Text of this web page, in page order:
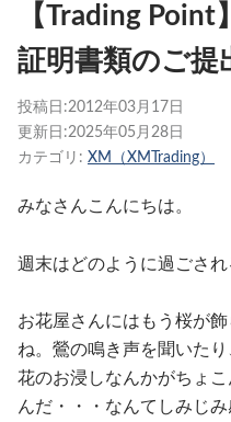
【Trading
証明書類のご提
投稿日:2012年03月17日
更新日:2025年05月28日
カテゴリ: XM（XMTrading）
みなさんこんにちは。
週末はどのように過ごされ
お花屋さんにはもう桜が
ね。鶯の鳴き声を聞いた
花のお浸しなんかがちょ
んだ・・・なんてしみじ